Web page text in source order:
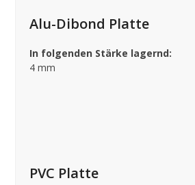
Alu-Dibond Platte
In folgenden Stärke lagernd:
4 mm
PVC Platte